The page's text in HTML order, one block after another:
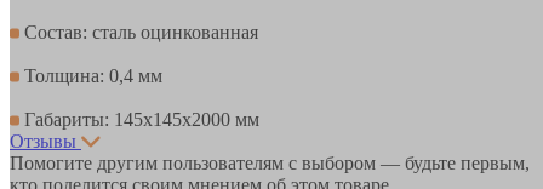
Состав: сталь оцинкованная
Толщина: 0,4 мм
Габариты: 145х145х2000 мм
Отзывы
Помогите другим пользователям с выбором — будьте первым,
кто поделится своим мнением об этом товаре.